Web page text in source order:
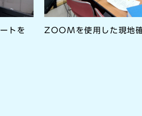
トを
ZOOMを使用した現地